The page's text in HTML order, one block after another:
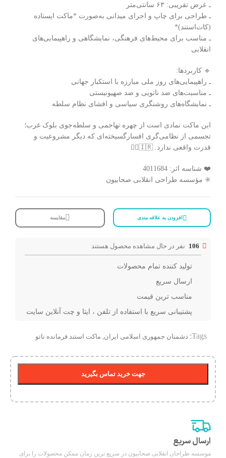
ـ عرض تقریبی: ۶۳ سانتی‌متر
ـ طراحی برای چاپ و اجرای میدانی به‌صورت *ماکت ایستاده
(کات‌استند)*
ـ مناسب برای محیط‌های فرهنگی، نمایشگاهی و راهپیمایی‌های
انقلابی
🔹 کاربردها:
ـ راهپیمایی‌های روز ملی مبارزه با استکبار جهانی
ـ مناسبت‌های ضد ناتویی و ضد صهیونیستی
ـ نمایشگاه‌های روشنگری سیاسی و افشای نظام سلطه
این ماکت نمادی است از چهره تهاجمی و سلطه‌جوی بلوک غرب؛
تجسمی از نظامی‌گری افسارگسیخته‌ای که دیگر مشروعیت و
قدرت واقعی ندارد. 🇮🇷✊🏻
❤️ شناسه اثر: 4011684
✳️ مؤسسه طراحی انقلابی صحابیون
افزودن به علاقه مندی مقایسه
106 نفر در حال مشاهده محصول هستند
تولید کننده تمام محصولات
ارسال سریع
مناسب ترین قیمت
پشتیبانی سریع با استفاده از تلفن ، ایتا و چت آنلاین سایت
Tags: دشمنان جمهوری اسلامی ایران, ماکت استند فرمانده ناتو
جهت خرید تماس بگیرید
ارسال سریع
موسسه طراحان انقلابی صحابیون در سریع ترین زمان ممکن محصولات را برای